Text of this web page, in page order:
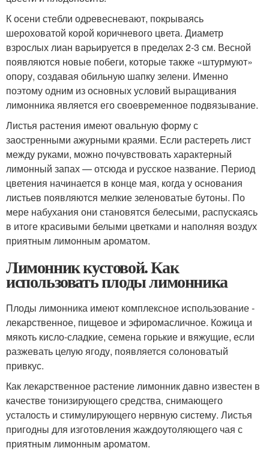
К осени стебли одревесневают, покрываясь
шероховатой корой коричневого цвета. Диаметр
взрослых лиан варьируется в пределах 2-3 см. Весной
появляются новые побеги, которые также «штурмуют»
опору, создавая обильную шапку зелени. Именно
поэтому одним из основных условий выращивания
лимонника является его своевременное подвязывание.
Листья растения имеют овальную форму с
заостренными ажурными краями. Если растереть лист
между руками, можно почувствовать характерный
лимонный запах — отсюда и русское название. Период
цветения начинается в конце мая, когда у основания
листьев появляются мелкие зеленоватые бутоны. По
мере набухания они становятся белесыми, распускаясь
в итоге красивыми белыми цветками и наполняя воздух
приятным лимонным ароматом.
Лимонник кустовой. Как
использовать плоды лимонника
Плоды лимонника имеют комплексное использование -
лекарственное, пищевое и эфиромасличное. Кожица и
мякоть кисло-сладкие, семена горькие и вяжущие, если
разжевать целую ягоду, появляется солоноватый
привкус.
Как лекарственное растение лимонник давно известен в
качестве тонизирующего средства, снимающего
усталость и стимулирующего нервную систему. Листья
пригодны для изготовления жаждоутоляющего чая с
приятным лимонным ароматом.